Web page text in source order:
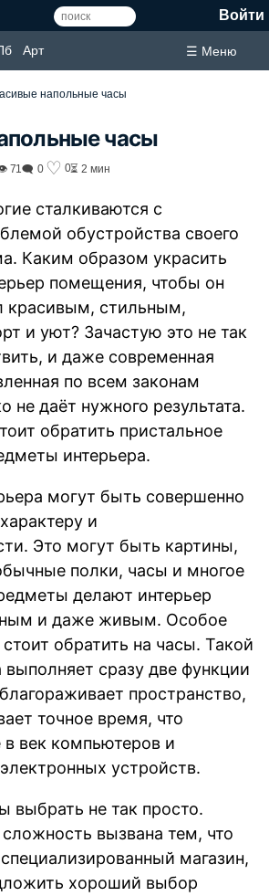
Войти
Арт ☰ Меню
напольные часы
часы
71🗨 0 ♡ 0⏳ 2 мин
сталкиваются с
обустройства своего
Каким образом украсить
помещения, чтобы он
красивым, стильным,
и уют? Зачастую это не так
и даже современная
по всем законам
не даёт нужного результата.
обратить пристальное
интерьера.
могут быть совершенно
и
Это могут быть картины,
полки, часы и многое
делают интерьер
и даже живым. Особое
обратить на часы. Такой
сразу две функции
пространство,
точное время, что
век компьютеров и
устройств.
выбрать не так просто.
вызвана тем, что
магазин,
хороший выбор